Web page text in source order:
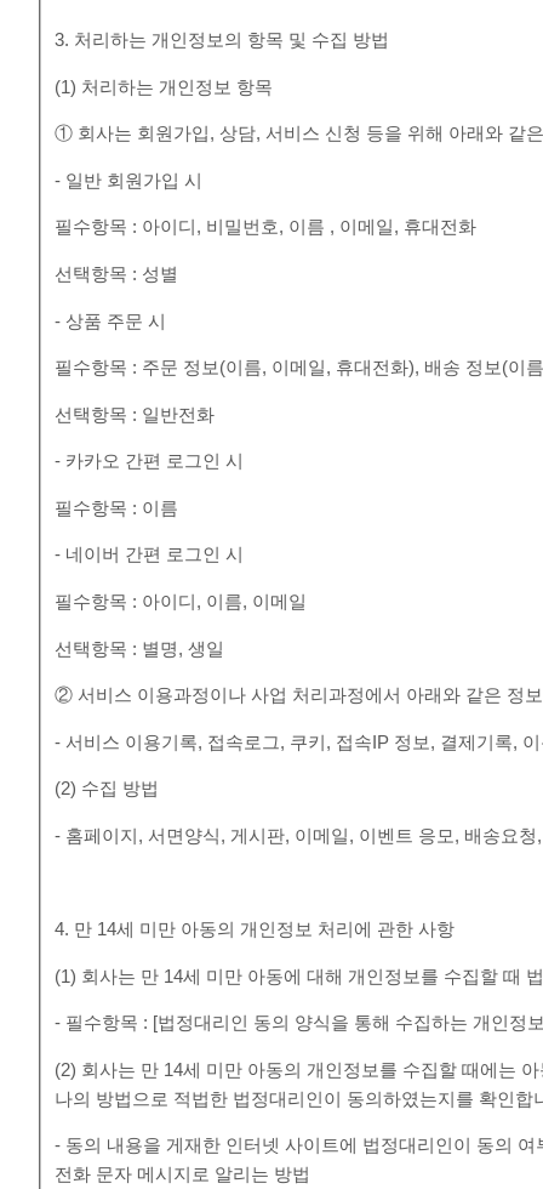
3. 처리하는 개인정보의 항목 및 수집 방법
(1) 처리하는 개인정보 항목
① 회사는 회원가입, 상담, 서비스 신청 등을 위해 아래와 같
- 일반 회원가입 시
필수항목 : 아이디, 비밀번호, 이름 , 이메일, 휴대전화
선택항목 : 성별
- 상품 주문 시
필수항목 : 주문 정보(이름, 이메일, 휴대전화), 배송 정보(이
선택항목 : 일반전화
- 카카오 간편 로그인 시
필수항목 : 이름
- 네이버 간편 로그인 시
필수항목 : 아이디, 이름, 이메일
선택항목 : 별명, 생일
② 서비스 이용과정이나 사업 처리과정에서 아래와 같은 정
- 서비스 이용기록, 접속로그, 쿠키, 접속IP 정보, 결제기록,
(2) 수집 방법
- 홈페이지, 서면양식, 게시판, 이메일, 이벤트 응모, 배송요
4. 만 14세 미만 아동의 개인정보 처리에 관한 사항
(1) 회사는 만 14세 미만 아동에 대해 개인정보를 수집할 때
- 필수항목 : [법정대리인 동의 양식을 통해 수집하는 개인정
(2) 회사는 만 14세 미만 아동의 개인정보를 수집할 때에는
나의 방법으로 적법한 법정대리인이 동의하였는지를 확인합
- 동의 내용을 게재한 인터넷 사이트에 법정대리인이 동의
전화 문자 메시지로 알리는 방법